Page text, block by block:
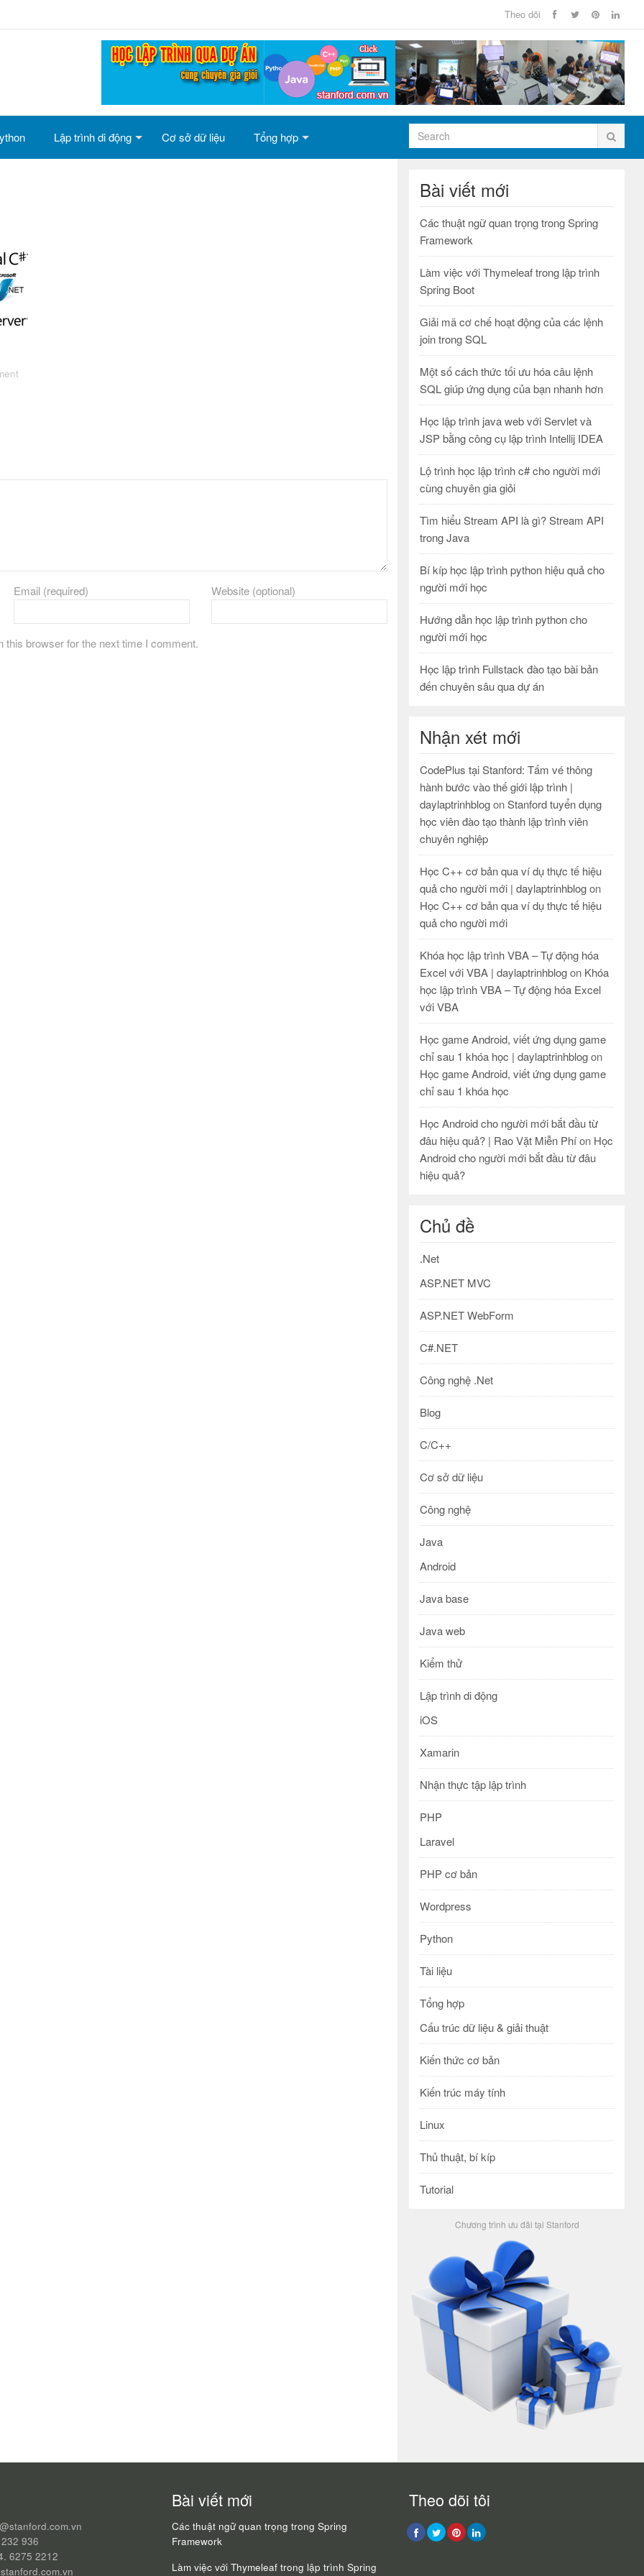
Theo dõi
Lập trình di động Cơ sở dữ liệu Tổng hợp
Email (required) Website (optional)
this browser for the next time I comment.
Bài viết mới
Các thuật ngữ quan trọng trong Spring
Framework
Làm việc với Thymeleaf trong lập trình
Spring Boot
Giải mã cơ chế hoạt động của các lệnh
join trong SQL
Một số cách thức tối ưu hóa câu lệnh
SQL giúp ứng dụng của bạn nhanh hơn
Học lập trình java web với Servlet và
JSP bằng công cụ lập trình Intellij IDEA
Lộ trình học lập trình c# cho người mới
cùng chuyên gia giỏi
Tìm hiểu Stream API là gì? Stream API
trong Java
Bí kíp học lập trình python hiệu quả cho
người mới học
Hướng dẫn học lập trình python cho
người mới học
Học lập trình Fullstack đào tạo bài bản
đến chuyên sâu qua dự án
Nhận xét mới
CodePlus tại Stanford: Tấm vé thông
hành bước vào thế giới lập trình |
daylaptrinhblogonStanford tuyển dụng
học viên đào tạo thành lập trình viên
chuyên nghiệp
Học C++ cơ bản qua ví dụ thực tế hiệu
quả cho người mới | daylaptrinhblogon
Học C++ cơ bản qua ví dụ thực tế hiệu
quả cho người mới
Khóa học lập trình VBA – Tự động hóa
Excel với VBA | daylaptrinhblogon Khóa
học lập trình VBA – Tự động hóa Excel
với VBA
Học game Android, viết ứng dụng game
chỉ sau 1 khóa học | daylaptrinhblogon
Học game Android, viết ứng dụng game
chỉ sau 1 khóa học
Học Android cho người mới bắt đầu từ
đâu hiệu quả? | Rao Vặt Miễn Phíon Học
Android cho người mới bắt đầu từ đâu
hiệu quả?
Chủ đề
.Net
ASP.NET MVC
ASP.NET WebForm
C#.NET
Công nghệ .Net
Blog
C/C++
Cơ sở dữ liệu
Công nghệ
Java
Android
Java base
Java web
Kiểm thử
Lập trình di động
iOS
Xamarin
Nhận thực tập lập trình
PHP
Laravel
PHP cơ bản
Wordpress
Python
Tài liệu
Tổng hợp
Cấu trúc dữ liệu & giải thuật
Kiến thức cơ bản
Kiến trúc máy tính
Linux
Thủ thuật, bí kíp
Tutorial
Chương trình ưu đãi tại Stanford
936
6275 2212
Bài viết mới
Các thuật ngữ quan trọng trong Spring
Framework
Làm việc với Thymeleaf trong lập trình Spring
Theo dõi tôi